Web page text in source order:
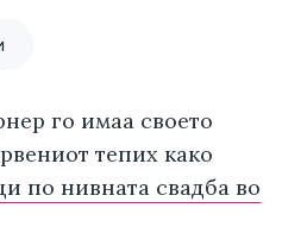
го имаа своето
тепих како
по нивната свадба во